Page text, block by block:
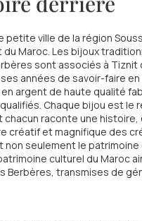
petite ville de la région
Maroc. Les bijoux
sont associés à Tiznit
années de savoir-faire
argent de haute qualité
Chaque bijou est le
chacun raconte une histoire,
créatif et magnifique des
seulement le patrimoine
culturel du Maroc
Berbères, transmises de